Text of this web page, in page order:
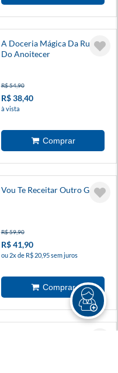
A Doceria Mágica Da Rua
Do Anoitecer
R$ 54,90
R$ 38,40
à vista
Vou Te Receitar Outro Gato
R$ 59,90
R$ 41,90
ou 2x de R$ 20,95 sem juros